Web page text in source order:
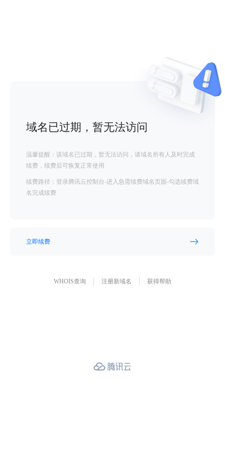
域名已过期，暂无法访问
温馨提醒：该域名已过期，暂无法访问，请域名所有人及时完成
续费，续费后可恢复正常使用
续费路径：登录腾讯云控制台-进入急需续费域名页面-勾选续费域
名完成续费
立即续费
WHOIS查询 注册新域名 获得帮助